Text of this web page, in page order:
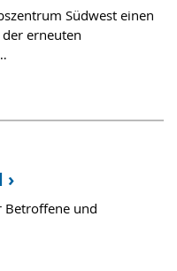
Südwest einen
erneuten
›
Betroffene und